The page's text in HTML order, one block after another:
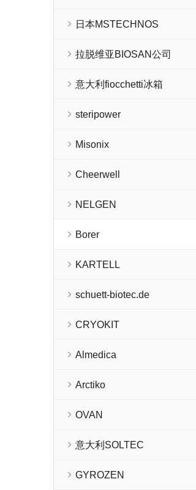
日本MSTECHNOS
拉脱维亚BIOSAN公司
意大利fiocchetti冰箱
steripower
Misonix
Cheerwell
NELGEN
Borer
KARTELL
schuett-biotec.de
CRYOKIT
Almedica
Arctiko
OVAN
意大利SOLTEC
GYROZEN